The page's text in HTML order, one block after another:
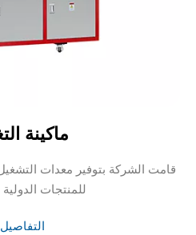
ماكينة
قامت الشركة بتوفير معدات التشغيل
للمنتجات